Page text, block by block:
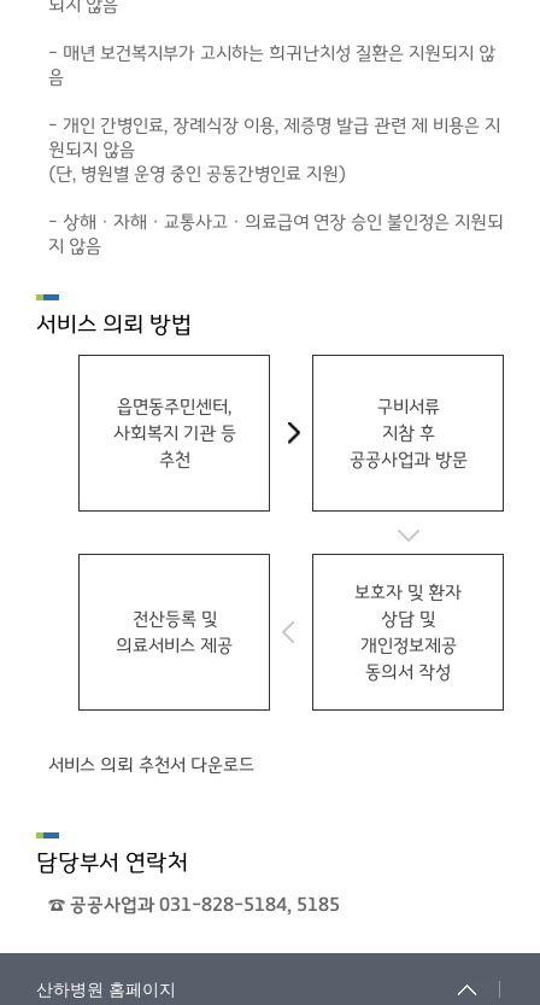
되지 않음
- 매년 보건복지부가 고시하는 희귀난치성 질환은 지원되지 않
음
- 개인 간병인료, 장례식장 이용, 제증명 발급 관련 제 비용은 지
원되지 않음
(단, 병원별 운영 중인 공동간병인료 지원)
- 상해ㆍ자해ㆍ교통사고ㆍ의료급여 연장 승인 불인정은 지원되
지 않음
서비스 의뢰 방법
읍면동주민센터,
사회복지 기관 등
추천
구비서류
지참 후
공공사업과 방문
보호자 및 환자
상담 및
개인정보제공
동의서 작성
전산등록 및
의료서비스 제공
서비스 의뢰 추천서 다운로드
담당부서 연락처
☎ 공공사업과 031-828-5184, 5185